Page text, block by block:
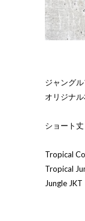
ジャング
オリジナ
ショート丈
Tropical
Tropical
Jungle JKT